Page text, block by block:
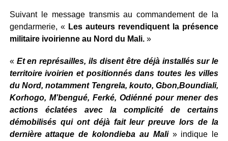
Suivant le message transmis au commandement de la
gendarmerie, « Les auteurs revendiquent la présence
militaire ivoirienne au Nord du Mali.»
« Et en représailles, ils disent être déjà installés sur le
territoire ivoirien et positionnés dans toutes les villes
du Nord, notamment Tengrela, kouto, Gbon,Boundiali,
Korhogo, M’bengué, Ferké, Odiénné pour mener des
actions éclatées avec la complicité de certains
démobilisés qui ont déjà fait leur preuve lors de la
dernière attaque de kolondieba au Mali » indique le